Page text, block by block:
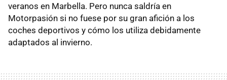
veranos en Marbella. Pero nunca saldría en
Motorpasión si no fuese por su gran afición a los
coches deportivos y cómo los utiliza debidamente
adaptados al invierno.